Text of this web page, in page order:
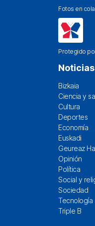
Fotos en
Protegido
Noticias
Bizkaia
Ciencia y
Cultura
Deportes
Economía
Euskadi
Geureaz
Opinión
Política
Social y
Sociedad
Tecnología
Triple B